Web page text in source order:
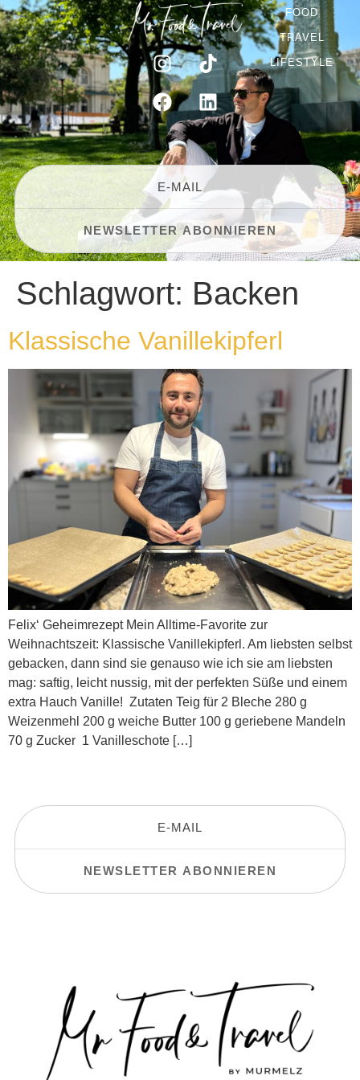
FOOD
TRAVEL
LIFESTYLE
Schlagwort: Backen
Klassische Vanillekipferl
Felix‘ Geheimrezept Mein Alltime-Favorite zur
Weihnachtszeit: Klassische Vanillekipferl. Am liebsten selbst
gebacken, dann sind sie genauso wie ich sie am liebsten
mag: saftig, leicht nussig, mit der perfekten Süße und einem
extra Hauch Vanille! Zutaten Teig für 2 Bleche 280 g
Weizenmehl 200 g weiche Butter 100 g geriebene Mandeln
70 g Zucker 1 Vanilleschote […]